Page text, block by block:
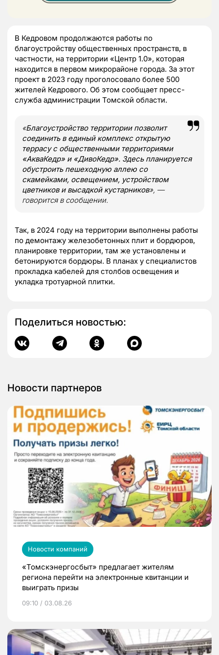
В Кедровом продолжаются работы по
благоустройству общественных пространств, в
частности, на территории «Центр 1.0», которая
находится в первом микрорайоне города. За этот
проект в 2023 году проголосовало более 500
жителей Кедрового. Об этом сообщает пресс-
служба администрации Томской области.
«Благоустройство территории позволит
соединить в единый комплекс открытую
террасу с общественными территориями
«АкваКедр» и «ДивоКедр». Здесь планируется
обустроить пешеходную аллею со
скамейками, освещением, устройством
цветников и высадкой кустарников», —
говорится в сообщении.
Так, в 2024 году на территории выполнены работы
по демонтажу железобетонных плит и бордюров,
планировке территории, там же установлены и
бетонируются бордюры. В планах у специалистов
прокладка кабелей для столбов освещения и
укладка тротуарной плитки.
Поделиться новостью:
Новости партнеров
Новости компаний
«Томскэнергосбыт» предлагает жителям
региона перейти на электронные квитанции и
выиграть призы
09:10 / 03.08.26